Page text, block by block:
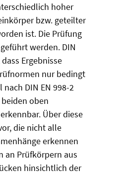
hoher
bzw. geteilter
ist. Die Prüfung
werden. DIN
Ergebnisse
nur bedingt
DIN EN 998-2
oben
Über diese
die nicht alle
erkennen
an Prüfkörpern aus
hinsichtlich der